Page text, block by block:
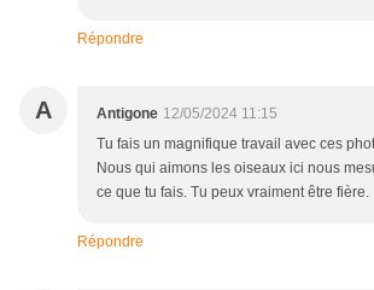
Répondre
A Antigone 12/05/2024 11:15
Tu fais un magnifique travail avec ces
Nous qui aimons les oiseaux ici nous
ce que tu fais. Tu peux vraiment être fière.
Répondre